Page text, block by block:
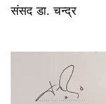
संसद डा. चन्द्र